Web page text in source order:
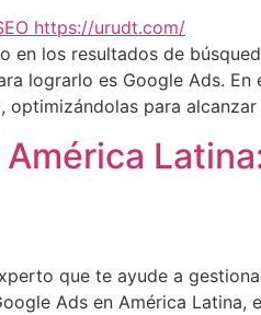
los resultados de
lograrlo es Google Ads.
optimizándolas para
que te ayude a
Ads en América